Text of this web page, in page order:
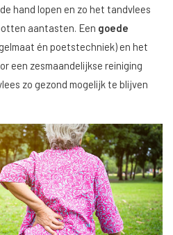
hand lopen en zo het tandvlees
aantasten. Een goede
én poetstechniek) en het
een zesmaandelijkse reiniging
zo gezond mogelijk te blijven